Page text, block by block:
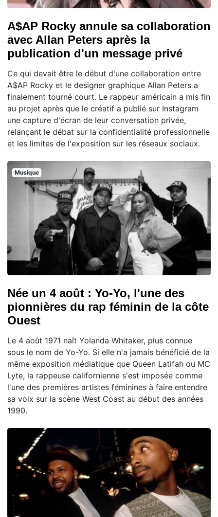
A$AP Rocky annule sa collaboration
avec Allan Peters après la
publication d'un message privé
Ce qui devait être le début d'une collaboration entre
A$AP Rocky et le designer graphique Allan Peters a
finalement tourné court. Le rappeur américain a mis fin
au projet après que le créatif a publié sur Instagram
une capture d'écran de leur conversation privée,
relançant le débat sur la confidentialité professionnelle
et les limites de l'exposition sur les réseaux sociaux.
Musique
Née un 4 août : Yo-Yo, l'une des
pionnières du rap féminin de la côte
Ouest
Le 4 août 1971 naît Yolanda Whitaker, plus connue
sous le nom de Yo-Yo. Si elle n'a jamais bénéficié de la
même exposition médiatique que Queen Latifah ou MC
Lyte, la rappeuse californienne s'est imposée comme
l'une des premières artistes féminines à faire entendre
sa voix sur la scène West Coast au début des années
1990.